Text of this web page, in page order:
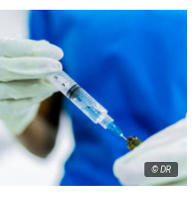
© DR